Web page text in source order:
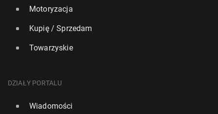
Motoryzacja
Kupię / Sprzedam
Towarzyskie
DZIAŁY PORTALU
Wiadomości